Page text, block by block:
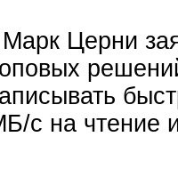
Марк Церни
с на чтение